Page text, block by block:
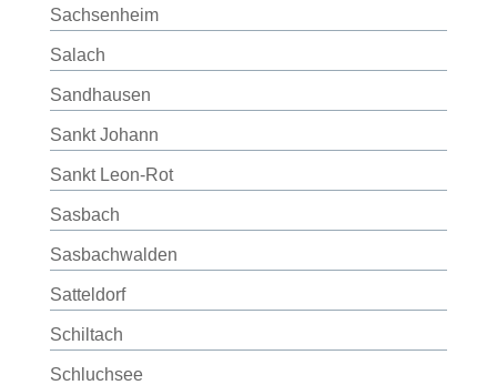
Sachsenheim
Salach
Sandhausen
Sankt Johann
Sankt Leon-Rot
Sasbach
Sasbachwalden
Satteldorf
Schiltach
Schluchsee